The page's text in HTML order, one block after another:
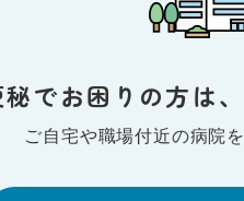
でお困りの方は、
ご自宅や職場付近の病院を